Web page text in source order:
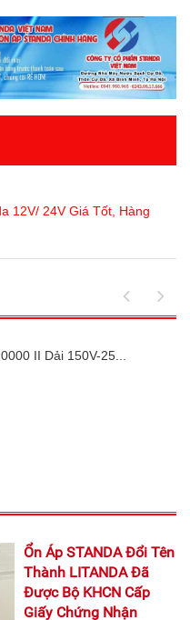
12V/ 24V Giá Tốt, Hàng
II Dải 150V-25...
Ổn Áp STANDA Đổi Tên
Thành LITANDA Đã
Được Bộ KHCN Cấp
Giấy Chứng Nhận